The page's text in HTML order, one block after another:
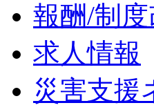
報酬/制
求人情報
災害支援